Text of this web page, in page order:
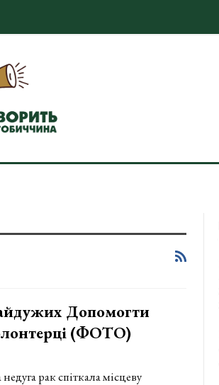
Допомогти
(ФОТО)
рак спіткала місцеву